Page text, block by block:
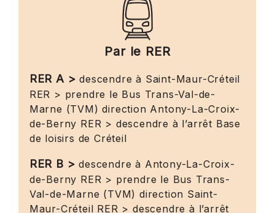
Par le RER
RER A >descendre à Saint-Maur-Créteil
RER > prendre le Bus Trans-Val-de-
Marne (TVM) direction Antony-La-Croix-
de-Berny RER > descendre à l’arrêt Base
de loisirs de Créteil
RER B >descendre à Antony-La-Croix-
de-Berny RER > prendre le Bus Trans-
Val-de-Marne (TVM) direction Saint-
Maur-Créteil RER > descendre à l’arrêt